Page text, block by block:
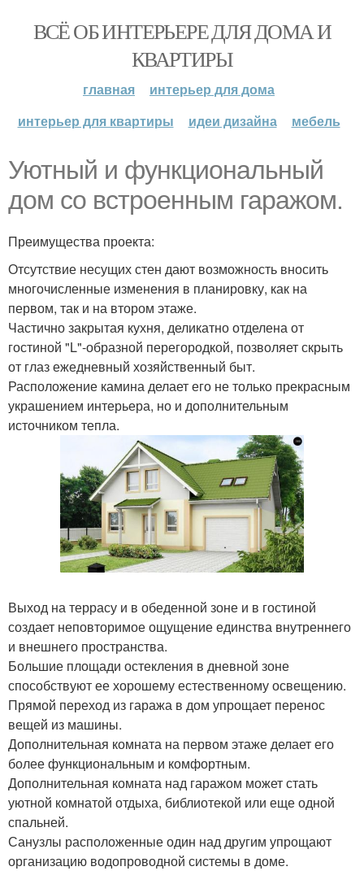
ВСЁ ОБ ИНТЕРЬЕРЕ ДЛЯ ДОМА И
КВАРТИРЫ
главная
интерьер для дома
интерьер для квартиры
идеи дизайна мебель
Уютный и функциональный
дом со встроенным гаражом.
Преимущества проекта:
Отсутствие несущих стен дают возможность вносить
многочисленные изменения в планировку, как на
первом, так и на втором этаже.
Частично закрытая кухня, деликатно отделена от
гостиной "L"-образной перегородкой, позволяет скрыть
от глаз ежедневный хозяйственный быт.
Расположение камина делает его не только прекрасным
украшением интерьера, но и дополнительным
источником тепла.
Выход на террасу и в обеденной зоне и в гостиной
создает неповторимое ощущение единства внутреннего
и внешнего пространства.
Большие площади остекления в дневной зоне
способствуют ее хорошему естественному освещению.
Прямой переход из гаража в дом упрощает перенос
вещей из машины.
Дополнительная комната на первом этаже делает его
более функциональным и комфортным.
Дополнительная комната над гаражом может стать
уютной комнатой отдыха, библиотекой или еще одной
спальней.
Санузлы расположенные один над другим упрощают
организацию водопроводной системы в доме.